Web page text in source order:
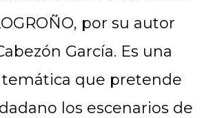
por su autor
García. Es una
que pretende
los escenarios de